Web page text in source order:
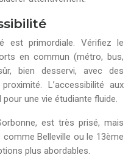
est primordiale. Vérifiez le
en commun (métro, bus,
bien desservi, avec des
L’accessibilité aux
une vie étudiante fluide.
est très prisé, mais
Belleville ou le 13ème
plus abordables.